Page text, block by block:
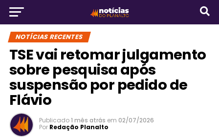
NOTÍCIAS RECENTES
TSE vai retomar julgamento
sobre pesquisa após
suspensão por pedido de
Flávio
Publicado1 mês atrás em 02/07/2026
Por Redação Planalto